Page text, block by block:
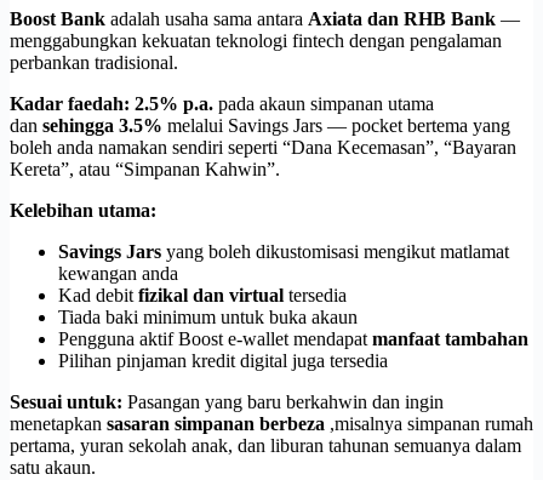
Boost Bank adalah usaha sama antara Axiata dan RHB Bank —
menggabungkan kekuatan teknologi fintech dengan pengalaman
perbankan tradisional.
Kadar faedah: 2.5% p.a. pada akaun simpanan utama
dan sehingga 3.5% melalui Savings Jars — pocket bertema yang
boleh anda namakan sendiri seperti “Dana Kecemasan”, “Bayaran
Kereta”, atau “Simpanan Kahwin”.
Kelebihan utama:
Savings Jars yang boleh dikustomisasi mengikut matlamat
kewangan anda
Kad debitfizikal dan virtual tersedia
Tiada baki minimum untuk buka akaun
Pengguna aktif Boost e-wallet mendapatmanfaat tambahan
Pilihan pinjaman kredit digital juga tersedia
Sesuai untuk: Pasangan yang baru berkahwin dan ingin
menetapkan sasaran simpanan berbeza ,misalnya simpanan rumah
pertama, yuran sekolah anak, dan liburan tahunan semuanya dalam
satu akaun.